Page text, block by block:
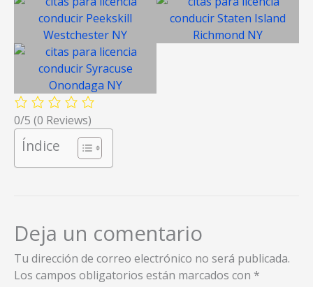
0/5 (0 Reviews)
Índice
Deja un comentario
Tu dirección de correo electrónico no será publicada.
Los campos obligatorios están marcados con *